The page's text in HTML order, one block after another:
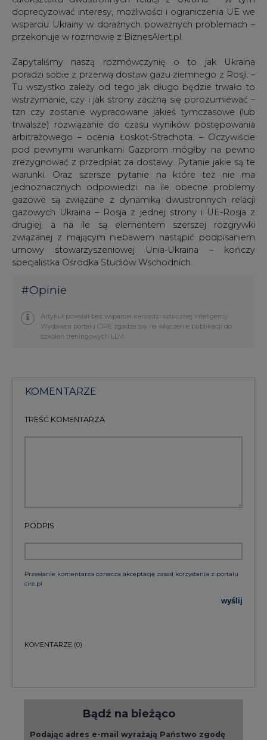
Zapytaliśmy naszą rozmówczynię o to jak Ukraina
poradzi sobie z przerwą dostaw gazu ziemnego z Rosji. –
Tu wszystko zależy od tego jak długo będzie trwało to
tzn czy zostanie wypracowane jakieś tymczasowe (lub
trwalsze) rozwiązanie do czasu wyników postępowania
arbitrażowego – ocenia Łoskot-Strachota. – Oczywiście
pod pewnymi warunkami Gazprom mógłby na pewno
zrezygnować z przedpłat za dostawy. Pytanie jakie są te
warunki. Oraz szersze pytanie na które też nie ma
jednoznacznych odpowiedzi: na ile obecne problemy
gazowe są związane z dynamiką dwustronnych relacji
gazowych Ukraina – Rosja z jednej strony i UE-Rosja z
drugiej, a na ile są elementem szerszej rozgrywki
związanej z mającym niebawem nastąpić podpisaniem
umowy stowarzyszeniowej Unia-Ukraina – kończy
specjalistka Ośrodka Studiów Wschodnich.
#Opinie
szkoleń treningowych LLM.
KOMENTARZE
Przesłanie komentarza oznacza akceptację zasad korzystania z portalu
Podając adres e-mail wyrażają Państwo zgodę
na otrzymywanie treści marketingowych w
postaci newslettera pocztą elektroniczną od
Agencji Rynku Energii S.A z siedzibą w
Warszawie.